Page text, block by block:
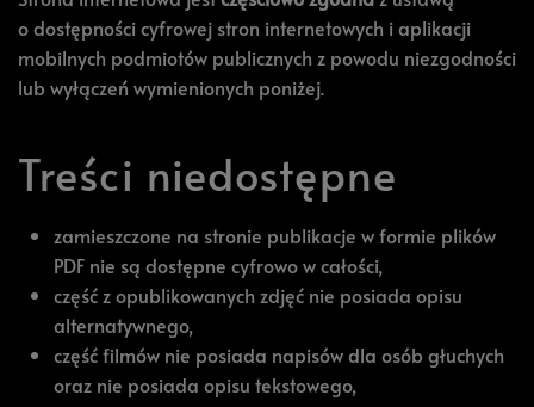
o dostępności cyfrowej stron internetowych i aplikacji
mobilnych podmiotów publicznych z powodu niezgodności
lub wyłączeń wymienionych poniżej.
Treści niedostępne
zamieszczone na stronie publikacje w formie plików
PDF nie są dostępne cyfrowo w całości,
część z opublikowanych zdjęć nie posiada opisu
alternatywnego,
część filmów nie posiada napisów dla osób głuchych
oraz nie posiada opisu tekstowego,